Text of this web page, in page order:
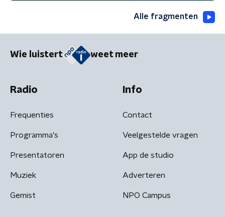
Alle fragmenten
Wie luistert weet meer
Radio
Frequenties
Programma's
Presentatoren
Muziek
Gemist
Info
Contact
Veelgestelde vragen
App de studio
Adverteren
NPO Campus